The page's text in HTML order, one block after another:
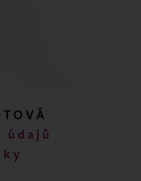
údajů